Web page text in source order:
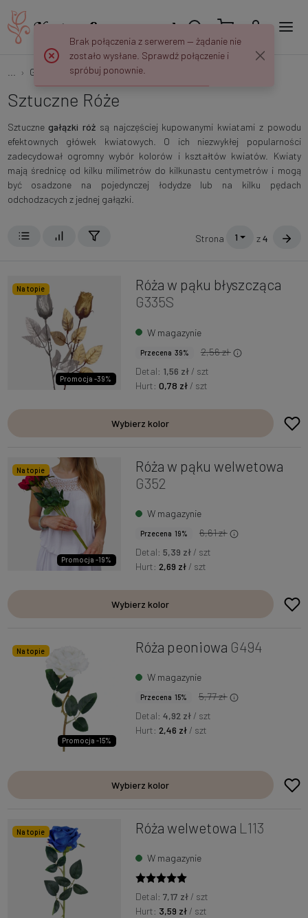
Gałązki Kwiatowe Róże
Sztuczne Róże
Sztucznegałązki róż są najczęściej kupowanymi kwiatami z powodu
efektownych główek kwiatowych. O ich niezwykłej popularności
zadecydował ogromny wybór kolorów i kształtów kwiatów. Kwiaty
mają średnicę od kilku milimetrów do kilkunastu centymetrów i mogą
być osadzone na pojedynczej łodydze lub na kilku pędach
odchodzacych z jednej gałązki.
Strona 1 z4
Na topie
Promocja -39%
Róża w pąku błyszcząca
G335S
W magazynie
Przecena 39%
2,56 zł
Detal: 1,56 zł / szt
Hurt:0,78 zł / szt
Wybierz kolor
Na topie
Promocja -19%
Róża w pąku welwetowa
G352
W magazynie
Przecena 19%
6,61 zł
Detal: 5,39 zł / szt
Hurt:2,69 zł / szt
Wybierz kolor
Na topie
Promocja -15%
Róża peoniowa G494
W magazynie
Przecena 15%
5,77 zł
Detal: 4,92 zł / szt
Hurt:2,46 zł / szt
Wybierz kolor
Na topie Róża welwetowa L113
W magazynie
Detal: 7,17 zł / szt
Hurt: 3,59 zł / szt
Brak połączenia z serwerem — żądanie nie
zostało wysłane. Sprawdź połączenie i
spróbuj ponownie.